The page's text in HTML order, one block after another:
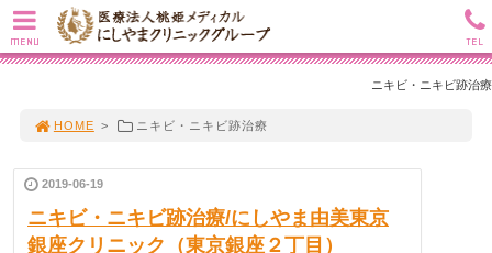
ニキビ・ニキビ跡治療
HOME > ニキビ・ニキビ跡治療
2019-06-19
ニキビ・ニキビ跡治療/にしやま由美東京
銀座クリニック（東京銀座２丁目）
MENU TEL